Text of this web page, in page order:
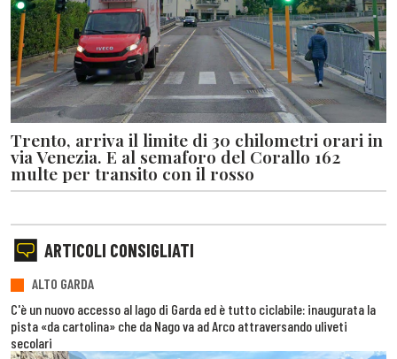
Trento, arriva il limite di 30 chilometri orari in
via Venezia. E al semaforo del Corallo 162
multe per transito con il rosso
ARTICOLI CONSIGLIATI
ALTO GARDA
C'è un nuovo accesso al lago di Garda ed è tutto ciclabile: inaugurata la
pista «da cartolina» che da Nago va ad Arco attraversando uliveti
secolari